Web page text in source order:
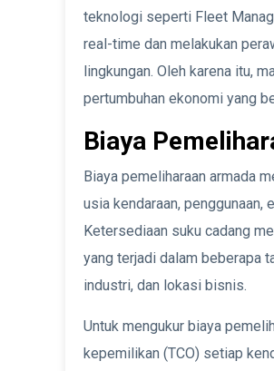
teknologi seperti Fleet
real-time dan melakukan
lingkungan. Oleh karena itu,
pertumbuhan ekonomi yang
Biaya
Biaya pemeliharaan armada
usia kendaraan,
Ketersediaan suku cadang
yang terjadi dalam beberapa
industri, dan lokasi bisnis.
Untuk mengukur biaya
kepemilikan (TCO) setiap